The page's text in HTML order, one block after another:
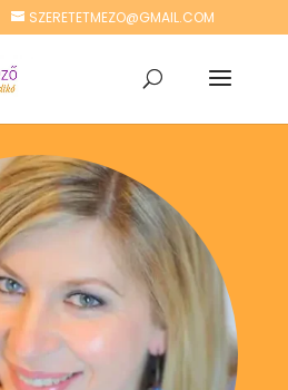
SZERETETMEZO@GMAIL.COM